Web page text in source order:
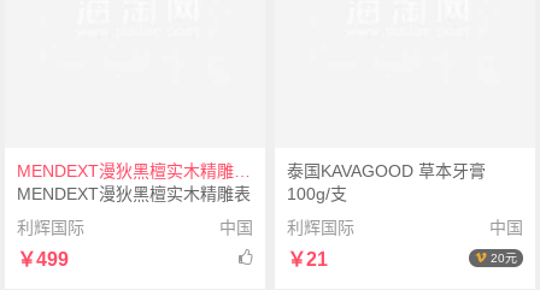
MENDEXT漫狄黑檀实木精雕表
面 黑色表壳 黑色/浅黄织纹表带
MB-01男女运动手表
利辉国际 中国
￥499
泰国KAVAGOOD 草本牙膏
100g/支
利辉国际
中国
￥21 20元